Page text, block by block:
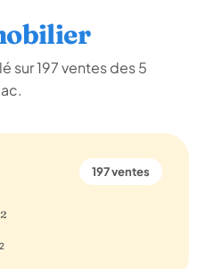
sur 197 ventes des 5
197 ventes